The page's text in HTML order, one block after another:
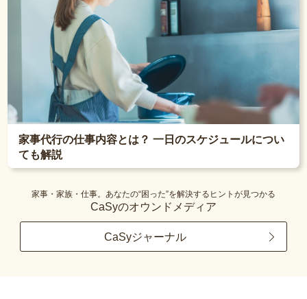
家事代行の仕事内容とは？ 一日のスケジュールについ
ても解説
家事・家族・仕事。あなたの“困った”を解決するヒントが見つかる
CaSyのオウンドメディア
CaSyジャーナル